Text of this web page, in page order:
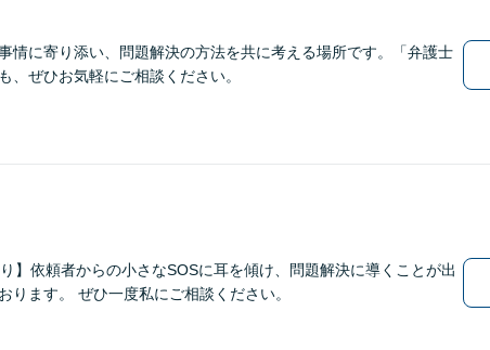
情に寄り添い、問題解決の方法を共に考える場所です。「弁護士
、ぜひお気軽にご相談ください。
】依頼者からの小さなSOSに耳を傾け、問題解決に導くことが出
ます。 ぜひ一度私にご相談ください。